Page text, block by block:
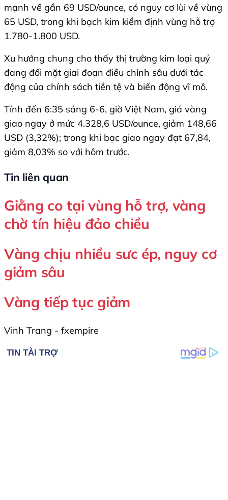
mạnh về gần 69 USD/ounce, có nguy cơ lùi về vùng
65 USD, trong khi bạch kim kiểm định vùng hỗ trợ
1.780-1.800 USD.
Xu hướng chung cho thấy thị trường kim loại quý
đang đối mặt giai đoạn điều chỉnh sâu dưới tác
động của chính sách tiền tệ và biến động vĩ mô.
Tính đến 6:35 sáng 6-6, giờ Việt Nam, giá vàng
giao ngay ở mức 4.328,6 USD/ounce, giảm 148,66
USD (3,32%); trong khi bạc giao ngay đạt 67,84,
giảm 8,03% so với hôm trước.
Tin liên quan
Giằng co tại vùng hỗ trợ, vàng
chờ tín hiệu đảo chiều
Vàng chịu nhiều sưc ép, nguy cơ
giảm sâu
Vàng tiếp tục giảm
Vinh Trang - fxempire